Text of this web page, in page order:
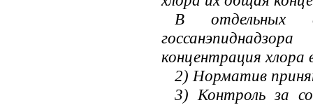
В отдельных
концентрация хлора
2) Норматив
3) Контроль за